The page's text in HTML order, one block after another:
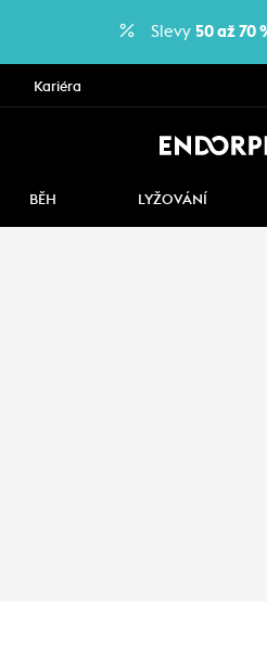
Slevy 50 až 70
Kariéra
BĚH LYŽOVÁNÍ